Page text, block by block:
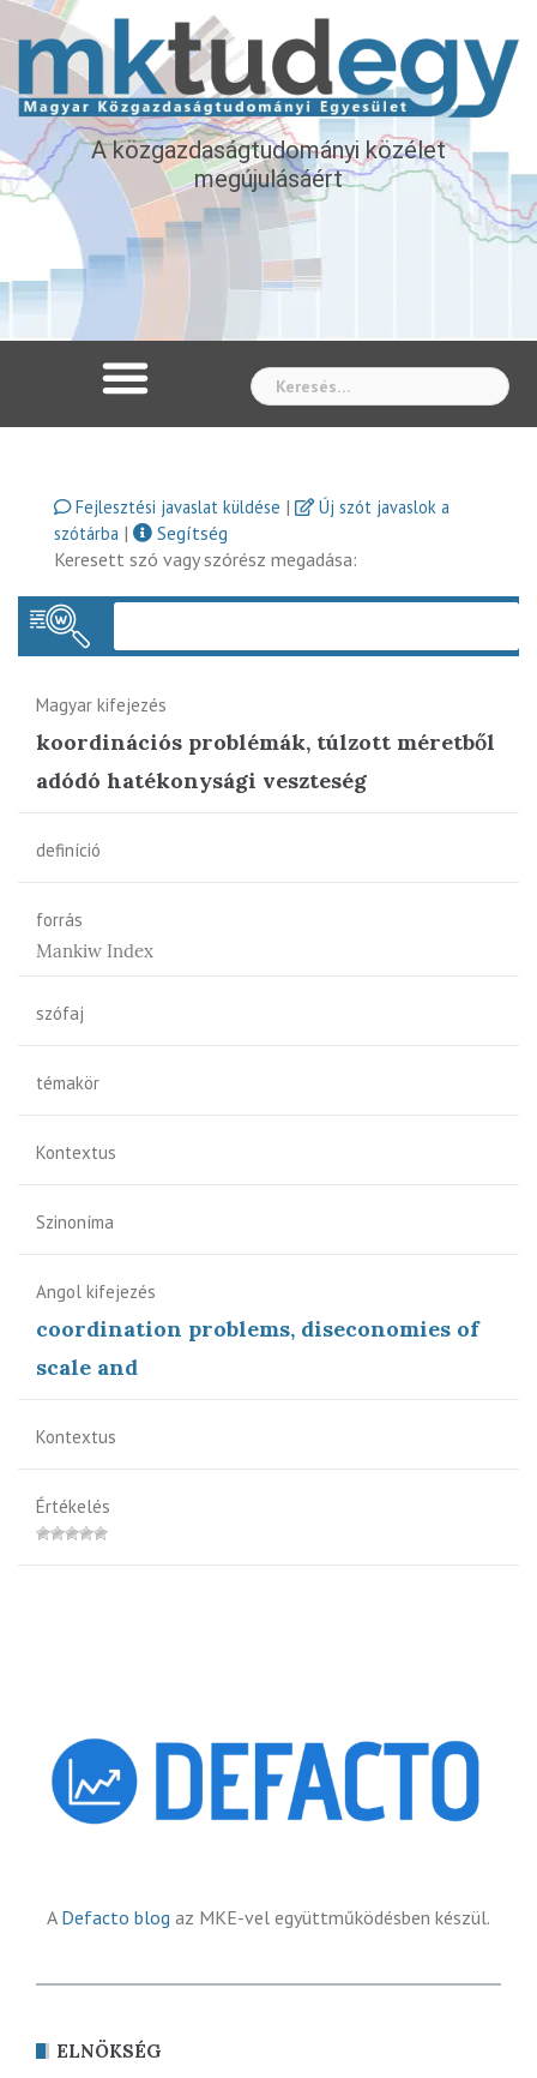
A közgazdaságtudományi közélet
megújulásáért
Fejlesztési javaslat küldése |
Új szót javaslok a
szótárba |
Segítség
Keresett szó vagy szórész megadása:
Magyar kifejezés
koordinációs problémák, túlzott méretből
adódó hatékonysági veszteség
definíció
forrás
Mankiw Index
szófaj
témakör
Kontextus
Szinoníma
Angol kifejezés
coordination problems, diseconomies of
scale and
Kontextus
Értékelés
A Defacto blog az MKE-vel együttműködésben készül.
ELNÖKSÉG